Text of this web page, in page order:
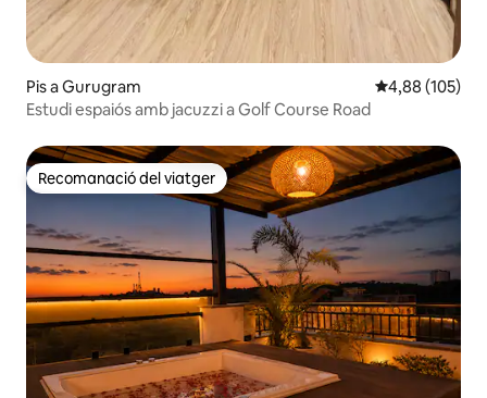
Pis a Gurugram 4,88 de
4,88 (105)
Estudi espaiós amb jacuzzi a Golf Course Road
Recomanació del viatger
Recomanació del viatger